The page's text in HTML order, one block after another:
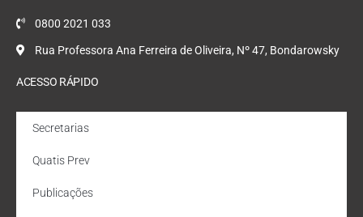
0800 2021 033
Rua Professora Ana Ferreira de Oliveira, Nº 47, Bondarowsky
ACESSO RÁPIDO
Secretarias
Quatis Prev
Publicações